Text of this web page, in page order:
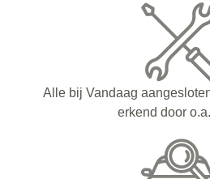
Alle bij Vandaag
erkend door